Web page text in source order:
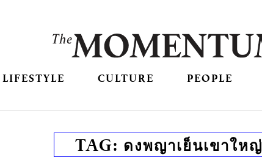
LIFESTYLE CULTURE PEOPLE
TAG: ดงพญาเย็นเขาใหญ่